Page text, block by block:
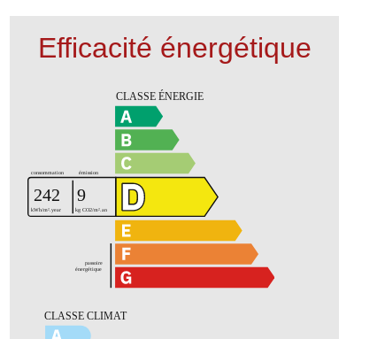
Efficacité énergétique